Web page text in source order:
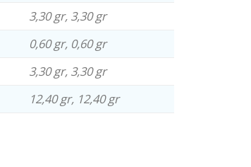
3,30 gr, 3,30 gr
0,60 gr, 0,60 gr
3,30 gr, 3,30 gr
12,40 gr, 12,40 gr